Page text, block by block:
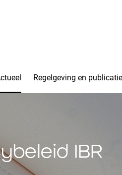
Regelgeving en
IBR